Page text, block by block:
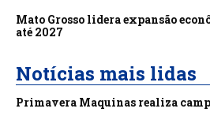
Mato Grosso lidera expansão
até 2027
Notícias mais lidas
Primavera Maquinas realiza